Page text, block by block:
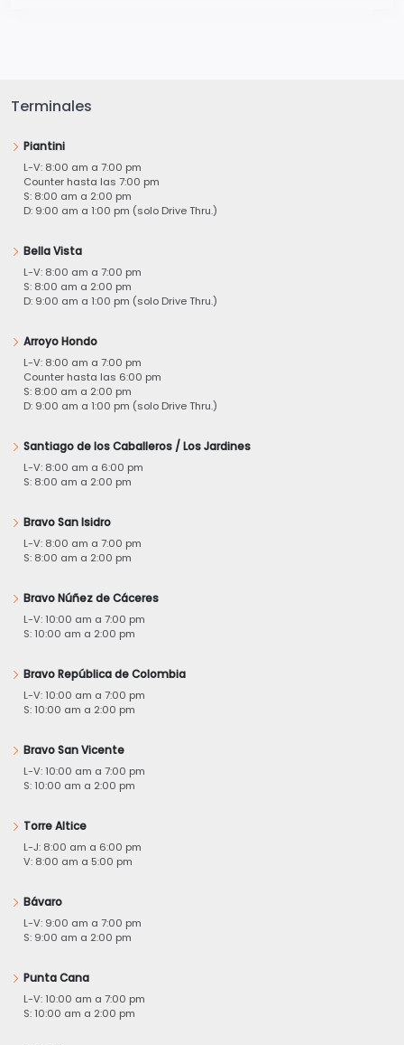
Terminales
Piantini
L-V: 8:00 am a 7:00 pm
Counter hasta las 7:00 pm
S: 8:00 am a 2:00 pm
D: 9:00 am a 1:00 pm (solo Drive Thru.)
Bella Vista
L-V: 8:00 am a 7:00 pm
S: 8:00 am a 2:00 pm
D: 9:00 am a 1:00 pm (solo Drive Thru.)
Arroyo Hondo
L-V: 8:00 am a 7:00 pm
Counter hasta las 6:00 pm
S: 8:00 am a 2:00 pm
D: 9:00 am a 1:00 pm (solo Drive Thru.)
Santiago de los Caballeros / Los Jardines
L-V: 8:00 am a 6:00 pm
S: 8:00 am a 2:00 pm
Bravo San Isidro
L-V: 8:00 am a 7:00 pm
S: 8:00 am a 2:00 pm
Bravo Núñez de Cáceres
L-V: 10:00 am a 7:00 pm
S: 10:00 am a 2:00 pm
Bravo República de Colombia
L-V: 10:00 am a 7:00 pm
S: 10:00 am a 2:00 pm
Bravo San Vicente
L-V: 10:00 am a 7:00 pm
S: 10:00 am a 2:00 pm
Torre Altice
L-J: 8:00 am a 6:00 pm
V: 8:00 am a 5:00 pm
Bávaro
L-V: 9:00 am a 7:00 pm
S: 9:00 am a 2:00 pm
Punta Cana
L-V: 10:00 am a 7:00 pm
S: 10:00 am a 2:00 pm